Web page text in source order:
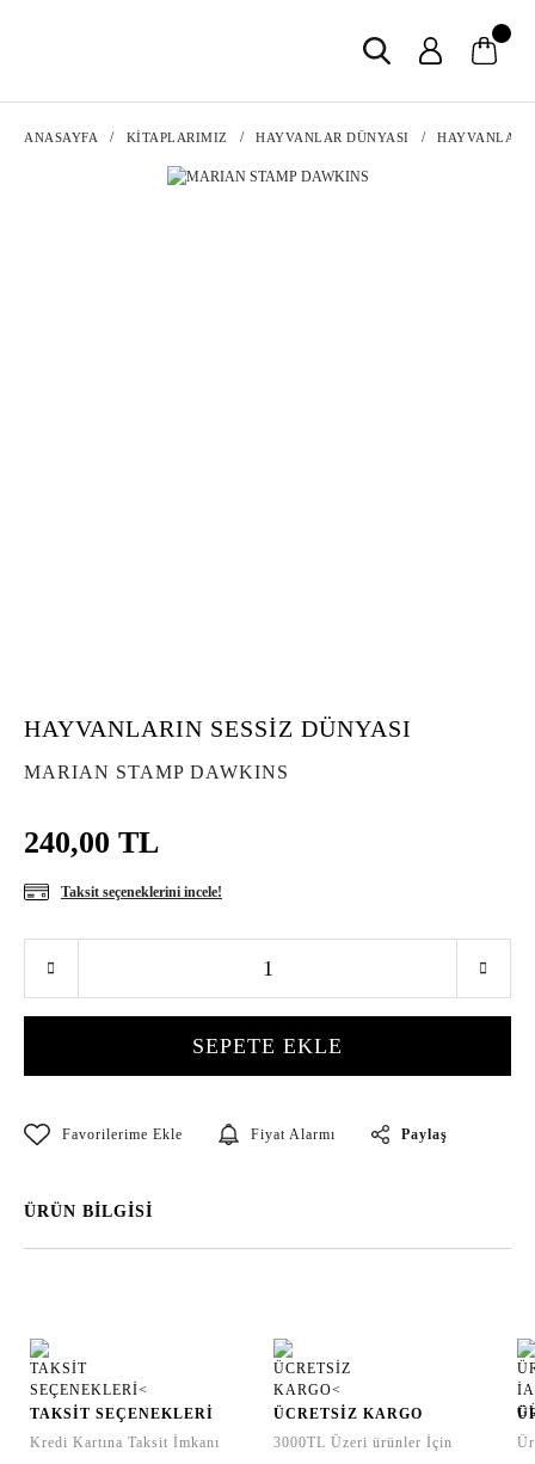
ANASAYFA KİTAPLARIMIZ HAYVANLAR DÜNYASI
HAYVANLARIN SESSİZ DÜNYASI
MARIAN STAMP DAWKINS
240,00 TL
Taksit seçeneklerini incele!
SEPETE EKLE
Fiyat Alarmı Paylaş
ÜRÜN BİLGİSİ
TAKSİT SEÇENEKLERİ
Kredi Kartına Taksit İmkanı
ÜCRETSİZ KARGO
3000TL Üzeri ürünler İçin